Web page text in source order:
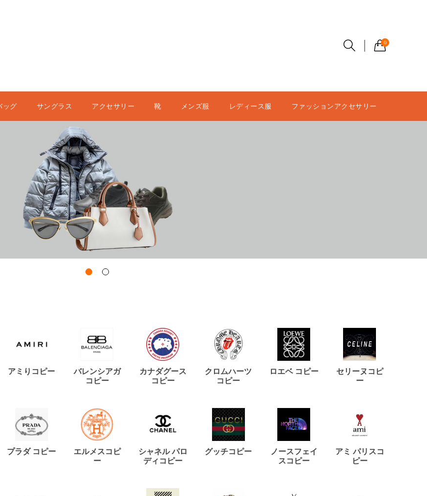
0
ッグ サングラス アクセサリー 靴 メンズ服 レディース服 ファッションアクセサリー
アミりコピー
バレンシアガ
コピー
カナダグース
コピー
クロムハーツ
コピー
ロエベ コピー
セリーヌコピ
ー
プラダ コピー
エルメスコピ
ー
シャネル パロ
ディコピー
グッチコピー
ノースフェイ
スコピー
アミ パリスコ
ピー